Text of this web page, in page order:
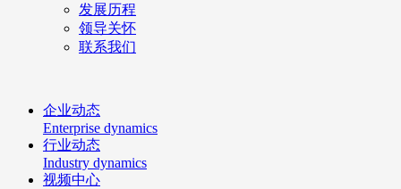
发展历程
领导关怀
联系我们
企业动态
Enterprise dynamics
行业动态
Industry dynamics
视频中心